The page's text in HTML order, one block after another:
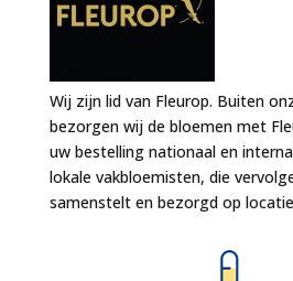
Wij zijn lid van Fleurop. Buiten
bezorgen wij de bloemen met
uw bestelling nationaal en
lokale vakbloemisten, die
samenstelt en bezorgd op